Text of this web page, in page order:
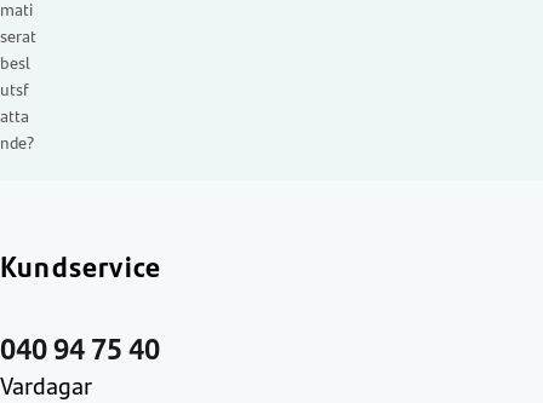
mati
serat
besl
utsf
atta
nde?
Kundservice
040 94 75 40
Vardagar